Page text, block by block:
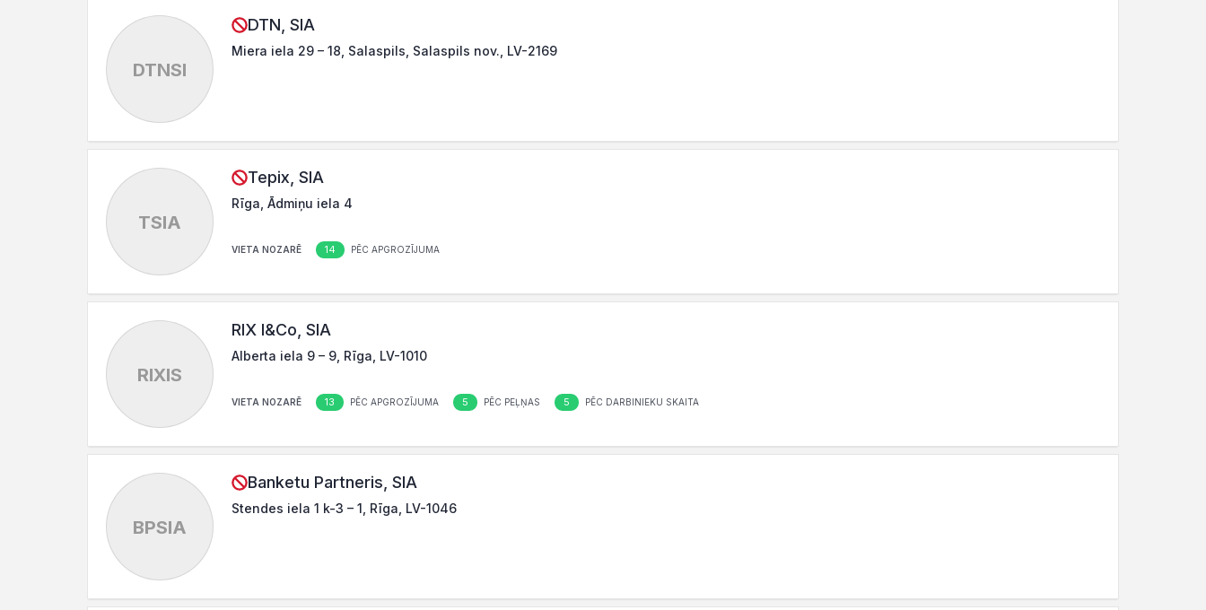
DTNSI
DTN, SIA
Miera iela 29 – 18, Salaspils, Salaspils nov., LV-2169
TSIA
Tepix, SIA
Rīga, Ādmiņu iela 4
VIETA NOZARĒ 14 PĒC APGROZĪJUMA
RIXIS
RIX I&Co, SIA
Alberta iela 9 – 9, Rīga, LV-1010
VIETA NOZARĒ 13 PĒC APGROZĪJUMA 5 PĒC PEĻŅAS 5 PĒC DARBINIEKU SKAITA
BPSIA
Banketu Partneris, SIA
Stendes iela 1 k-3 – 1, Rīga, LV-1046